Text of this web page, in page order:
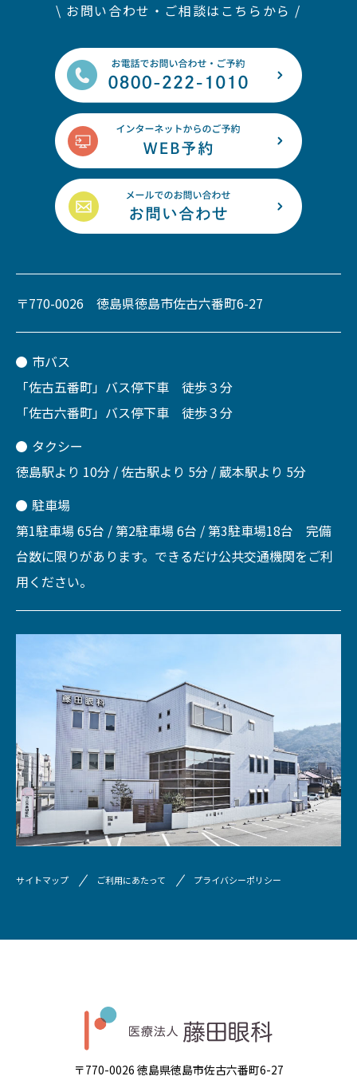
\ お問い合わせ・ご相談はこちらから /
〒770-0026 徳島県徳島市佐古六番町6-27
市バス
「佐古五番町」バス停下車 徒歩３分
「佐古六番町」バス停下車 徒歩３分
タクシー
徳島駅より 10分 / 佐古駅より 5分 / 蔵本駅より 5分
駐車場
第1駐車場 65台 / 第2駐車場 6台 / 第3駐車場18台 完備
台数に限りがあります。できるだけ公共交通機関をご利
用ください。
サイトマップ ご利用にあたって プライバシーポリシー
〒770-0026 徳島県徳島市佐古六番町6-27